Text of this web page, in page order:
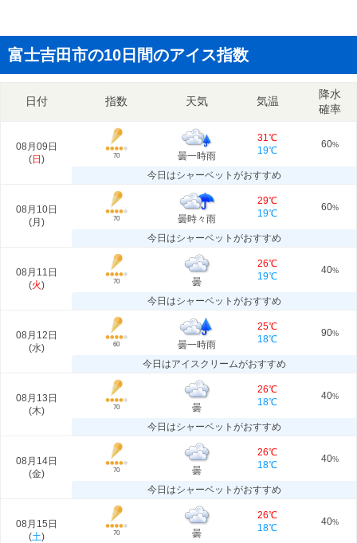
富士吉田市の10日間のアイス指数
日付 指数 天気 気温
降水
確率
08月09日
(日 ) 70 曇一時雨
31℃
19℃
60%
今日はシャーベットがおすすめ
08月10日
(月 ) 70 曇時々雨
29℃
19℃
60%
今日はシャーベットがおすすめ
08月11日
(火) 70 曇
26℃
19℃
40%
今日はシャーベットがおすすめ
08月12日
(水) 60 曇一時雨
25℃
18℃
90%
今日はアイスクリームがおすすめ
08月13日
(木) 70 曇
26℃
18℃
40%
今日はシャーベットがおすすめ
08月14日
(金) 70 曇
26℃
18℃
40%
今日はシャーベットがおすすめ
08月15日
(土) 70 曇
26℃
18℃
40%